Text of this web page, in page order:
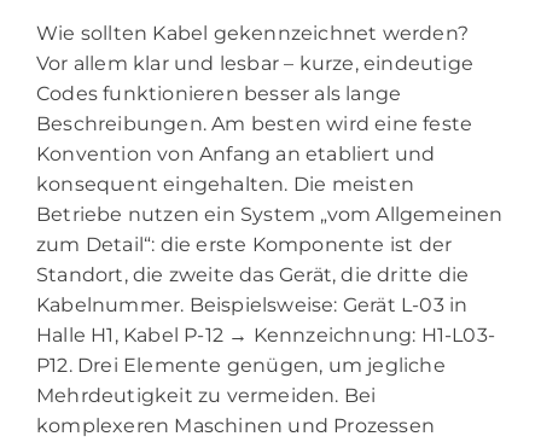
Wie sollten Kabel gekennzeichnet werden?
Vor allem klar und lesbar – kurze, eindeutige
Codes funktionieren besser als lange
Beschreibungen. Am besten wird eine feste
Konvention von Anfang an etabliert und
konsequent eingehalten. Die meisten
Betriebe nutzen ein System „vom Allgemeinen
zum Detail“: die erste Komponente ist der
Standort, die zweite das Gerät, die dritte die
Kabelnummer. Beispielsweise: Gerät L-03 in
Halle H1, Kabel P-12 → Kennzeichnung: H1-L03-
P12. Drei Elemente genügen, um jegliche
Mehrdeutigkeit zu vermeiden. Bei
komplexeren Maschinen und Prozessen